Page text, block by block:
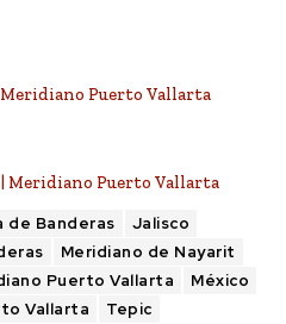
Puerto Vallarta
Meridiano Puerto Vallarta
de Banderas
Jalisco
Meridiano de Nayarit
Puerto Vallarta
México
Vallarta Tepic